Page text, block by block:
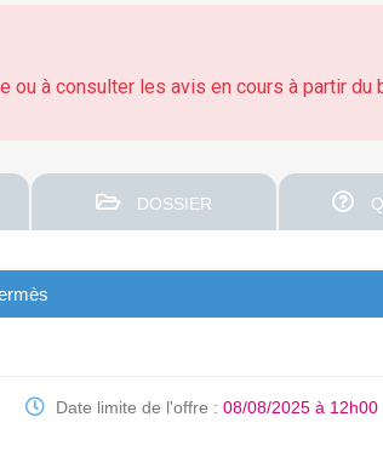
ou à consulter les avis en cours à partir
DOSSIER
Date limite de l'offre :08/08/2025 à 12h00